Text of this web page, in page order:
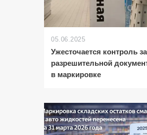
05.06.2025
Ужесточается контроль за
разрешительной
в маркировке